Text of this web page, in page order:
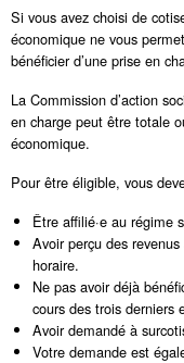
Si vous avez choisi de
économique ne vous
bénéficier d’une prise en
La Commission d’action
en charge peut être totale
économique.
Pour être éligible, vous
Être affilié·e au régime
Avoir perçu des
horaire.
Ne pas avoir déjà
cours des trois derniers
Avoir demandé à
Votre demande est